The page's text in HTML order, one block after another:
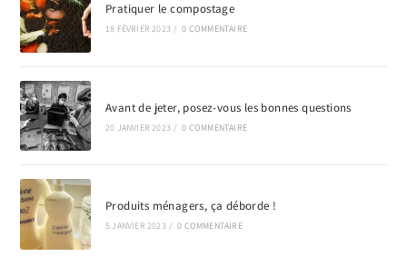
Pratiquer le compostage
18 FÉVRIER 2023 / 0 COMMENTAIRE
Avant de jeter, posez-vous les bonnes questions
20 JANVIER 2023 / 0 COMMENTAIRE
Produits ménagers, ça déborde !
5 JANVIER 2023 / 0 COMMENTAIRE